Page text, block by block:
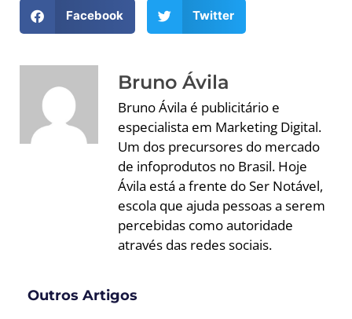
Facebook Twitter
Bruno Ávila
Bruno Ávila é publicitário e
especialista em Marketing Digital.
Um dos precursores do mercado
de infoprodutos no Brasil. Hoje
Ávila está a frente do Ser Notável,
escola que ajuda pessoas a serem
percebidas como autoridade
através das redes sociais.
Outros Artigos